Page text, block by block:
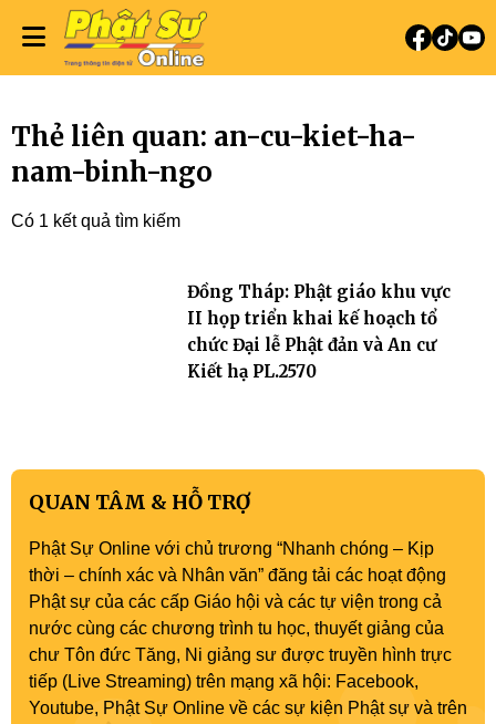
Thẻ liên quan: an-cu-kiet-ha-
nam-binh-ngo
Có 1 kết quả tìm kiếm
Đồng Tháp: Phật giáo khu vực
II họp triển khai kế hoạch tổ
chức Đại lễ Phật đản và An cư
Kiết hạ PL.2570
QUAN TÂM & HỖ TRỢ
Phật Sự Online với chủ trương “Nhanh chóng – Kịp
thời – chính xác và Nhân văn” đăng tải các hoạt động
Phật sự của các cấp Giáo hội và các tự viện trong cả
nước cùng các chương trình tu học, thuyết giảng của
chư Tôn đức Tăng, Ni giảng sư được truyền hình trực
tiếp (Live Streaming) trên mạng xã hội: Facebook,
Youtube, Phật Sự Online về các sự kiện Phật sự và trên